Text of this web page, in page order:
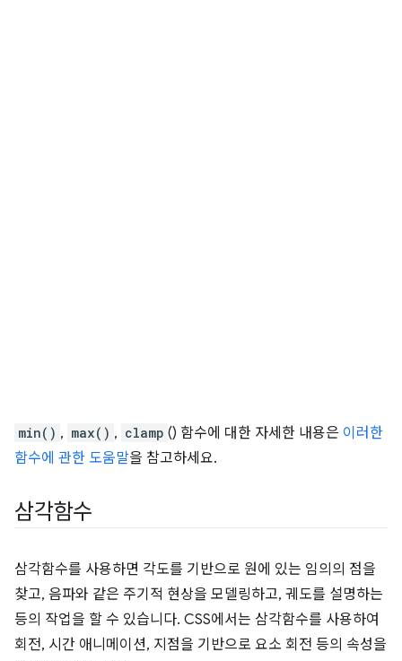
min() , max() , clamp () 함수에 대한 자세한 내용은 이러한
함수에 관한 도움말을 참고하세요.
삼각함수
삼각함수를 사용하면 각도를 기반으로 원에 있는 임의의 점을
찾고, 음파와 같은 주기적 현상을 모델링하고, 궤도를 설명하는
등의 작업을 할 수 있습니다. CSS에서는 삼각함수를 사용하여
회전, 시간 애니메이션, 지점을 기반으로 요소 회전 등의 속성을